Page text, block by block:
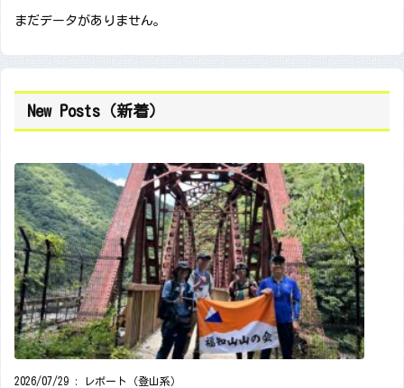
まだデータがありません。
New Posts（新着）
2026/07/29 : レポート（登山系）